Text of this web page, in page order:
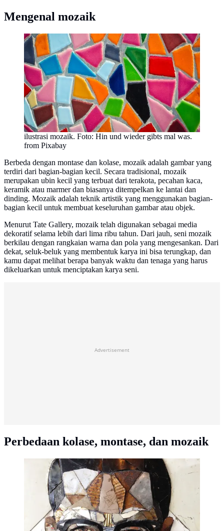
Mengenal mozaik
ilustrasi mozaik. Foto: Hin und wieder gibts mal was.
from Pixabay
Berbeda dengan montase dan kolase, mozaik adalah gambar yang
terdiri dari bagian-bagian kecil. Secara tradisional, mozaik
merupakan ubin kecil yang terbuat dari terakota, pecahan kaca,
keramik atau marmer dan biasanya ditempelkan ke lantai dan
dinding. Mozaik adalah teknik artistik yang menggunakan bagian-
bagian kecil untuk membuat keseluruhan gambar atau objek.
Menurut Tate Gallery, mozaik telah digunakan sebagai media
dekoratif selama lebih dari lima ribu tahun. Dari jauh, seni mozaik
berkilau dengan rangkaian warna dan pola yang mengesankan. Dari
dekat, seluk-beluk yang membentuk karya ini bisa terungkap, dan
kamu dapat melihat berapa banyak waktu dan tenaga yang harus
dikeluarkan untuk menciptakan karya seni.
Advertisement
Perbedaan kolase, montase, dan mozaik